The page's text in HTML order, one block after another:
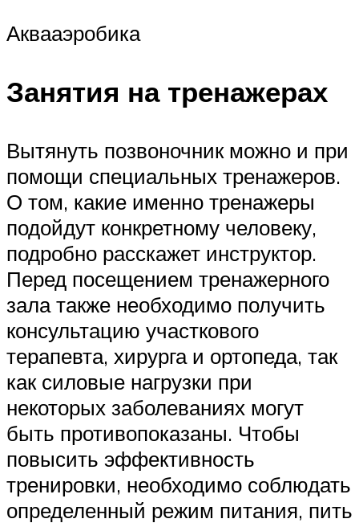
Аквааэробика
Занятия на тренажерах
Вытянуть позвоночник можно и при
помощи специальных тренажеров.
О том, какие именно тренажеры
подойдут конкретному человеку,
подробно расскажет инструктор.
Перед посещением тренажерного
зала также необходимо получить
консультацию участкового
терапевта, хирурга и ортопеда, так
как силовые нагрузки при
некоторых заболеваниях могут
быть противопоказаны. Чтобы
повысить эффективность
тренировки, необходимо соблюдать
определенный режим питания, пить